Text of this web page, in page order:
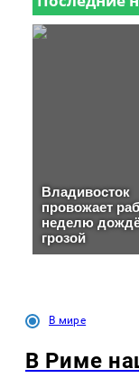
В мире
В Риме